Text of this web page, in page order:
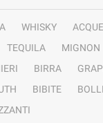
WHISKY
TEQUILA
MIGNON
BIRRA
BIBITE